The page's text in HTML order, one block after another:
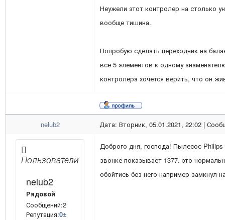
Неужели этот контролер на столько
вообще тишина.
Попробую сделать переходник на
все 5 элементов к одному
контролера хочется верить, что он
nelub2 Дата: Вторник, 05.01.2021, 22:02 |
Пользователи
nelub2
Рядовой
Сообщений:2
Репутация:0±
Доброго дня, господа! Пылесос
звонке показывает 1377. это
обойтись без него например замкнул